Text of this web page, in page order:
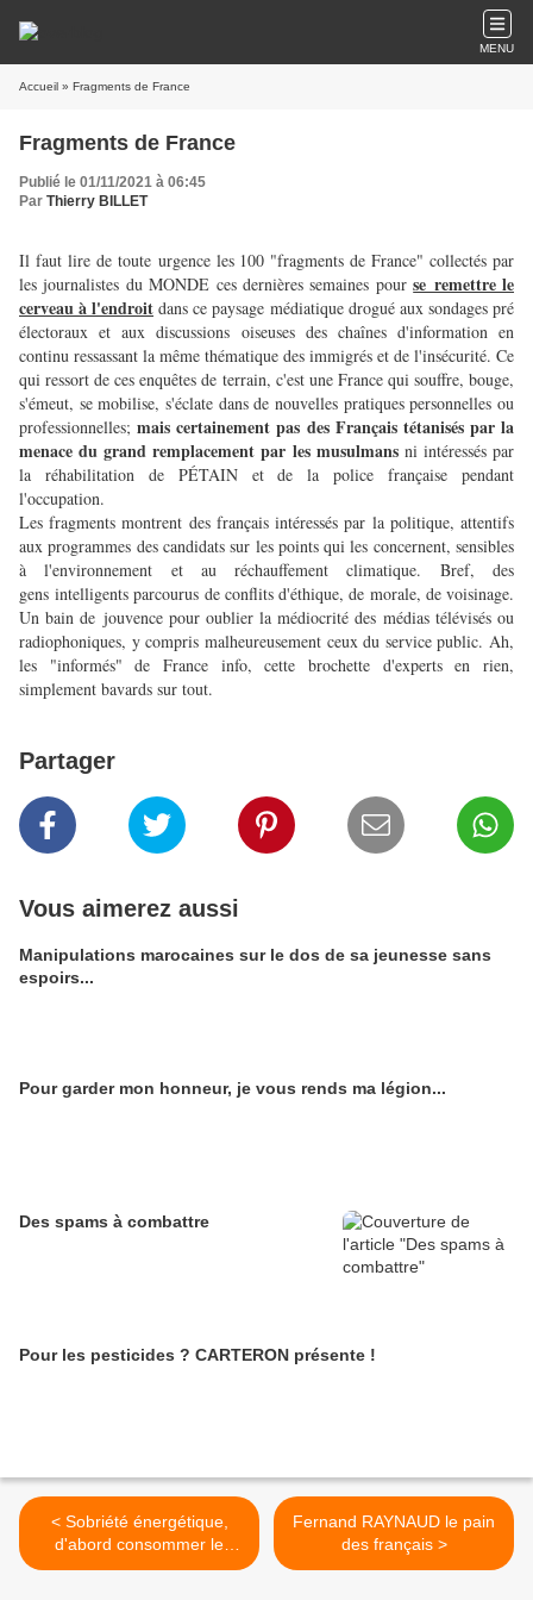
MENU
Accueil » Fragments de France
Fragments de France
Publié le 01/11/2021 à 06:45
Par Thierry BILLET
Il faut lire de toute urgence les 100 "fragments de France" collectés par
les journalistes du MONDE ces dernières semaines pourse remettre le
cerveau à l'endroit dans ce paysage médiatique drogué aux sondages pré
électoraux et aux discussions oiseuses des chaînes d'information en
continu ressassant la même thématique des immigrés et de l'insécurité. Ce
qui ressort de ces enquêtes de terrain, c'est une France qui souffre, bouge,
s'émeut, se mobilise, s'éclate dans de nouvelles pratiques personnelles ou
professionnelles; mais certainement pas des Français tétanisés par la
menace du grand remplacement par les musulmans ni intéressés par
la réhabilitation de PÉTAIN et de la police française pendant
l'occupation.
Les fragments montrent des français intéressés par la politique, attentifs
aux programmes des candidats sur les points qui les concernent, sensibles
à l'environnement et au réchauffement climatique. Bref, des
gens intelligents parcourus de conflits d'éthique, de morale, de voisinage.
Un bain de jouvence pour oublier la médiocrité des médias télévisés ou
radiophoniques, y compris malheureusement ceux du service public. Ah,
les "informés" de France info, cette brochette d'experts en rien,
simplement bavards sur tout.
Partager
Vous aimerez aussi
Manipulations marocaines sur le dos de sa jeunesse sans
espoirs...
Pour garder mon honneur, je vous rends ma légion...
Des spams à combattre
Pour les pesticides ? CARTERON présente !
< Sobriété énergétique,
d'abord consommer le
moins possible
Fernand RAYNAUD le pain
des français >